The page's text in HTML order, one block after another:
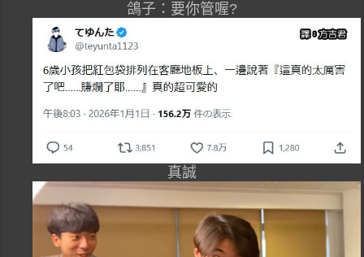
鴿子：要你管喔?
真誠